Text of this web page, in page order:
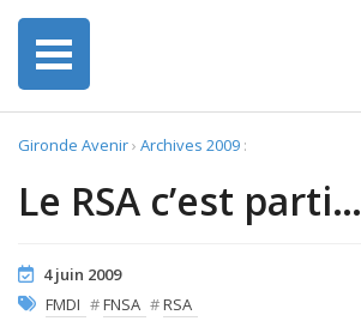
Gironde Avenir› Archives 2009 :
Le RSA c’est parti…
4 juin 2009
FMDI #FNSA #RSA